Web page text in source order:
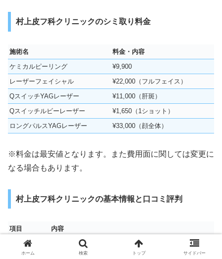
村上皮フ科クリニックのシミ取り料金
施術名
料金・内容
ケミカルピーリング
¥9,900
レーザーフェイシャル
¥22,000（フルフェイス）
QスイッチYAGレーザー
¥11,000（肝斑）
Qスイッチルビーレーザー
¥1,650（1ショット）
ロングパルスYAGレーザー
¥33,000（顔全体）
※料金は最安値となります。また費用面に関しては変更に
なる場合もあります。
村上皮フ科クリニックの基本情報と口コミ評判
項目
内容
運営会社名
村上皮フ科クリニック
ホーム 検索 トップ サイドバー